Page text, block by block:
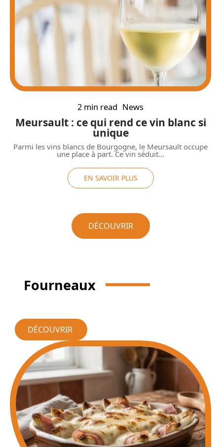
2 min read News
Meursault : ce qui rend ce vin blanc si
unique
Parmi les vins blancs de Bourgogne, le Meursault occupe
une place à part. Ce vin séduit…
EN SAVOIR PLUS
DÉCOUVRIR
Fourneaux
DÉCOUVRIR